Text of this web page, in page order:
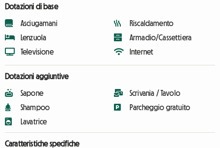
Dotazioni di base
Asciugamani
Lenzuola
Televisione
Riscaldamento
Armadio/Cassettiera
Internet
Dotazioni aggiuntive
Sapone
Shampoo
Lavatrice
Scrivania / Tavolo
Parcheggio gratuito
Caratteristiche specifiche